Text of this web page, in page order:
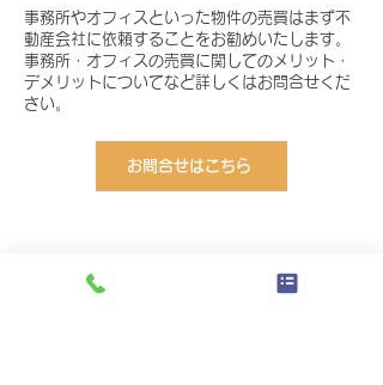
事務所やオフィスといった物件の売買はまず不
動産会社に依頼することをお勧めいたします。
事務所・オフィスの売買に関してのメリット・
デメリットについてなど詳しくはお問合せくだ
さい。
お問合せはこちら